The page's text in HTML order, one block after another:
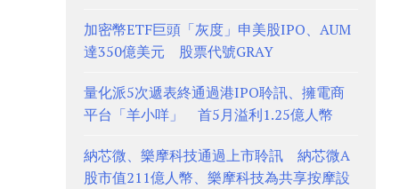
加密幣ETF巨頭「灰度」申美股IPO、AUM
達350億美元 股票代號GRAY
量化派5次遞表終通過港IPO聆訊、擁電商
平台「羊小咩」 首5月溢利1.25億人幣
納芯微、樂摩科技通過上市聆訊 納芯微A
股市值211億人幣、樂摩科技為共享按摩設